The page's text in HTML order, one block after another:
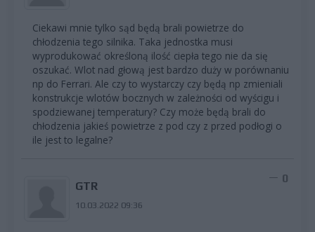
Ciekawi mnie tylko sąd będą brali powietrze do
chłodzenia tego silnika. Taka jednostka musi
wyprodukować określoną ilość ciepła tego nie da się
oszukać. Wlot nad głową jest bardzo duży w porównaniu
np do Ferrari. Ale czy to wystarczy czy będą np zmieniali
konstrukcje wlotów bocznych w zależności od wyścigu i
spodziewanej temperatury? Czy może będą brali do
chłodzenia jakieś powietrze z pod czy z przed podłogi o
ile jest to legalne?
GTR
10.03.2022 09:36
0